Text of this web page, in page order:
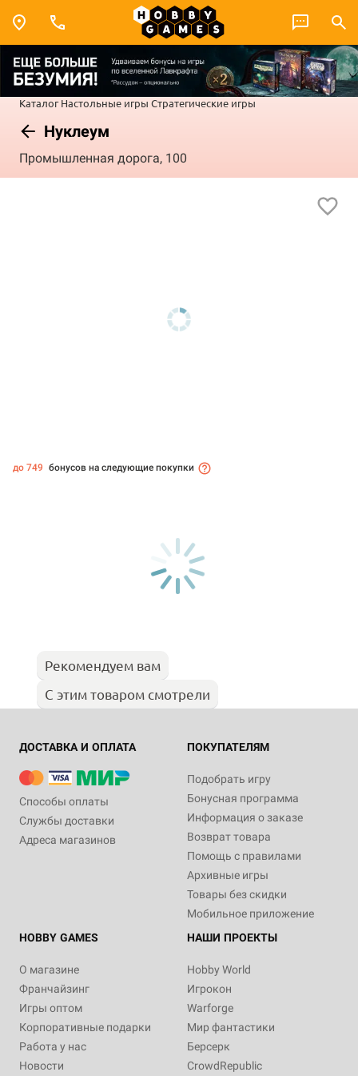
Каталог Настольные игры Стратегические игры
Нуклеум
Промышленная дорога, 100
до 749 бонусов на следующие покупки
Рекомендуем вам
С этим товаром смотрели
ДОСТАВКА И ОПЛАТА
Способы оплаты
Службы доставки
Адреса магазинов
ПОКУПАТЕЛЯМ
Подобрать игру
Бонусная программа
Информация о заказе
Возврат товара
Помощь с правилами
Архивные игры
Товары без скидки
Мобильное приложение
HOBBY GAMES
О магазине
Франчайзинг
Игры оптом
Корпоративные подарки
Работа у нас
Новости
НАШИ ПРОЕКТЫ
Hobby World
Игрокон
Warforge
Мир фантастики
Берсерк
CrowdRepublic